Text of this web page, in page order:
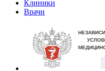
Клиники
Врачи